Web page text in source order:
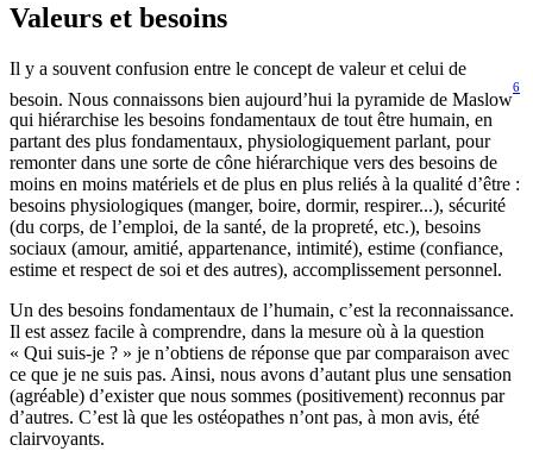
Valeurs et besoins
Il y a souvent confusion entre le concept de valeur et celui de
besoin. Nous connaissons bien aujourd’hui la pyramide de Maslow
6
qui hiérarchise les besoins fondamentaux de tout être humain, en
partant des plus fondamentaux, physiologiquement parlant, pour
remonter dans une sorte de cône hiérarchique vers des besoins de
moins en moins matériels et de plus en plus reliés à la qualité d’être :
besoins physiologiques (manger, boire, dormir, respirer...), sécurité
(du corps, de l’emploi, de la santé, de la propreté, etc.), besoins
sociaux (amour, amitié, appartenance, intimité), estime (confiance,
estime et respect de soi et des autres), accomplissement personnel.
Un des besoins fondamentaux de l’humain, c’est la reconnaissance.
Il est assez facile à comprendre, dans la mesure où à la question
« Qui suis-je ? » je n’obtiens de réponse que par comparaison avec
ce que je ne suis pas. Ainsi, nous avons d’autant plus une sensation
(agréable) d’exister que nous sommes (positivement) reconnus par
d’autres. C’est là que les ostéopathes n’ont pas, à mon avis, été
clairvoyants.